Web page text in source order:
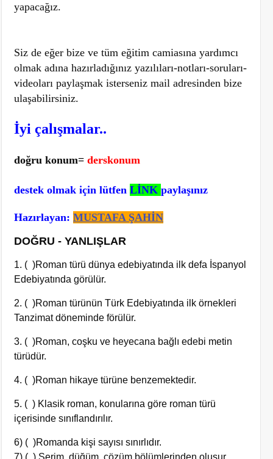
yapacağız.
Siz de eğer bize ve tüm eğitim camiasına yardımcı
olmak adına hazırladığınız yazılıları-notları-soruları-
videoları paylaşmak isterseniz mail adresinden bize
ulaşabilirsiniz.
İyi çalışmalar..
doğru konum=derskonum
destek olmak için lütfenLİNKpaylaşınız
Hazırlayan:MUSTAFA ŞAHİN
DOĞRU - YANLIŞLAR
1. ( )Roman türü dünya edebiyatında ilk defa İspanyol
Edebiyatında görülür.
2. ( )Roman türünün Türk Edebiyatında ilk örnekleri
Tanzimat döneminde förülür.
3. ( )Roman, coşku ve heyecana bağlı edebi metin
türüdür.
4. ( )Roman hikaye türüne benzemektedir.
5. ( ) Klasik roman, konularına göre roman türü
içerisinde sınıflandırılır.
6) ( )Romanda kişi sayısı sınırlıdır.
7) ( ) Serim, düğüm, çözüm bölümlerinden oluşur.